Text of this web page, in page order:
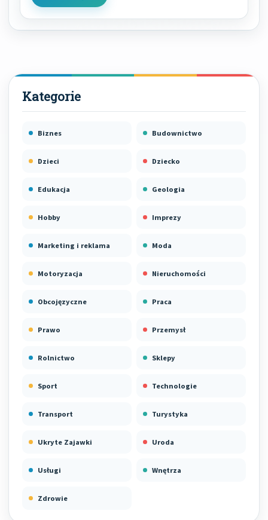
Biznes Budownictwo
Dzieci Dziecko
Edukacja Geologia
Hobby Imprezy
Marketing i reklama Moda
Motoryzacja Nieruchomości
Obcojęzyczne Praca
Prawo Przemysł
Rolnictwo Sklepy
Sport Technologie
Transport Turystyka
Ukryte Zajawki Uroda
Usługi Wnętrza
Zdrowie